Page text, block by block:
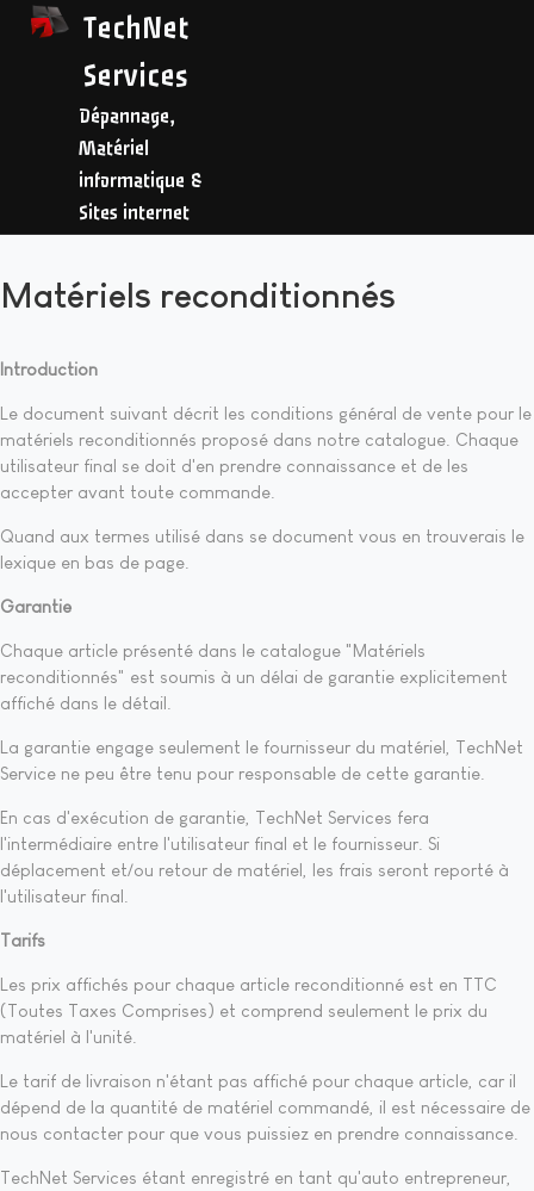
TechNet
Services
Dépannage,
Matériel
informatique &
Sites internet
Matériels reconditionnés
Introduction
Le document suivant décrit les conditions général de vente pour le
matériels reconditionnés proposé dans notre catalogue. Chaque
utilisateur final se doit d'en prendre connaissance et de les
accepter avant toute commande.
Quand aux termes utilisé dans se document vous en trouverais le
lexique en bas de page.
Garantie
Chaque article présenté dans le catalogue "Matériels
reconditionnés" est soumis à un délai de garantie explicitement
affiché dans le détail.
La garantie engage seulement le fournisseur du matériel, TechNet
Service ne peu être tenu pour responsable de cette garantie.
En cas d'exécution de garantie, TechNet Services fera
l'intermédiaire entre l'utilisateur final et le fournisseur. Si
déplacement et/ou retour de matériel, les frais seront reporté à
l'utilisateur final.
Tarifs
Les prix affichés pour chaque article reconditionné est en TTC
(Toutes Taxes Comprises) et comprend seulement le prix du
matériel à l'unité.
Le tarif de livraison n'étant pas affiché pour chaque article, car il
dépend de la quantité de matériel commandé, il est nécessaire de
nous contacter pour que vous puissiez en prendre connaissance.
TechNet Services étant enregistré en tant qu'auto entrepreneur,